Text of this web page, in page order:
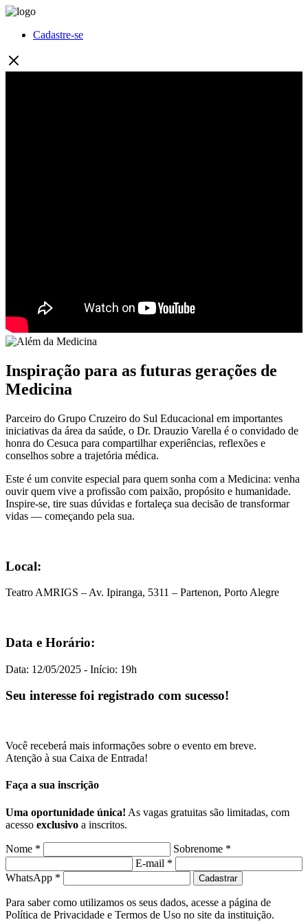
Cadastre-se
Inspiração para as futuras gerações de
Medicina
Parceiro do Grupo Cruzeiro do Sul Educacional em importantes
iniciativas da área da saúde, o Dr. Drauzio Varella é o convidado de
honra do Cesuca para compartilhar experiências, reflexões e
conselhos sobre a trajetória médica.
Este é um convite especial para quem sonha com a Medicina: venha
ouvir quem vive a profissão com paixão, propósito e humanidade.
Inspire-se, tire suas dúvidas e fortaleça sua decisão de transformar
vidas — começando pela sua.
Local:
Teatro AMRIGS – Av. Ipiranga, 5311 – Partenon, Porto Alegre
Data e Horário:
Data: 12/05/2025 - Início: 19h
Seu interesse foi registrado com sucesso!
Você receberá mais informações sobre o evento em breve.
Atenção à sua Caixa de Entrada!
Faça a sua inscrição
Uma oportunidade única! As vagas gratuitas são limitadas, com
acesso exclusivo a inscritos.
Nome *
Sobrenome *
E-mail *
WhatsApp *
Cadastrar
Para saber como utilizamos os seus dados, acesse a página de
Política de Privacidade e Termos de Uso no site da instituição.